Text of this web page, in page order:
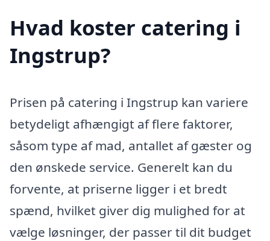
Hvad koster catering i
Ingstrup?
Prisen på catering i Ingstrup kan variere
betydeligt afhængigt af flere faktorer,
såsom type af mad, antallet af gæster og
den ønskede service. Generelt kan du
forvente, at priserne ligger i et bredt
spænd, hvilket giver dig mulighed for at
vælge løsninger, der passer til dit budget